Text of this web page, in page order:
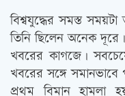
বিশ্বযুদ্ধের সমস্ত
তিনি ছিলেন অনেক
খবরের কাগজে।
খবরের সঙ্গে সমানভাবে
প্রথম বিমান হামলা